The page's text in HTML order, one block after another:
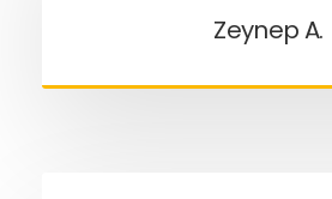
Zeynep A.